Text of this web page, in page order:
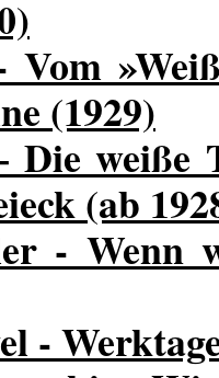
(1929)
Die weiße
(ab
- Wenn
-